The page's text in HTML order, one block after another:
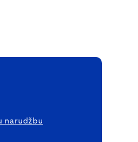
narudžbu